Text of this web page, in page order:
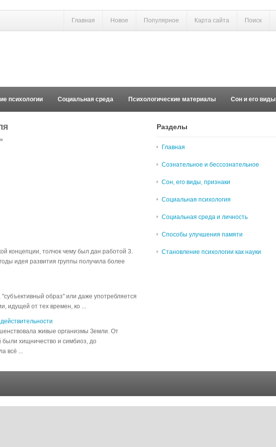
Главная Новое Популярное Карта сайта Поиск
психологии Социальная среда Психологические материалы Сон и его виды
концепции, толчок чему был дан работой 3.
идея развития группы получила более
образ" или даже употребляется
идущей от тех времен, ко ...
живые организмы Земли. От
хищничество и симбиоз, до
всё ...
Разделы
Главная
Сознательное и бессознательное
Сон, его виды, признаки
Социальная психология
Социальная среда и личность
Способы улучшения памяти
Становление психологии как науки